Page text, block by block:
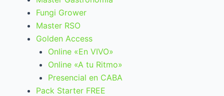
Fungi Grower
Master RSO
Golden Access
Online «En VIVO»
Online «A tu Ritmo»
Presencial en CABA
Pack Starter FREE